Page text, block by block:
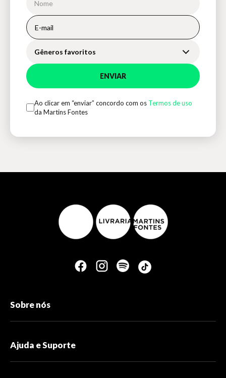
Gêneros favoritos
ENVIAR
Ao clicar em “enviar” concordo com os Termos de uso
da Martins Fontes
Sobre nós
Ajuda e Suporte